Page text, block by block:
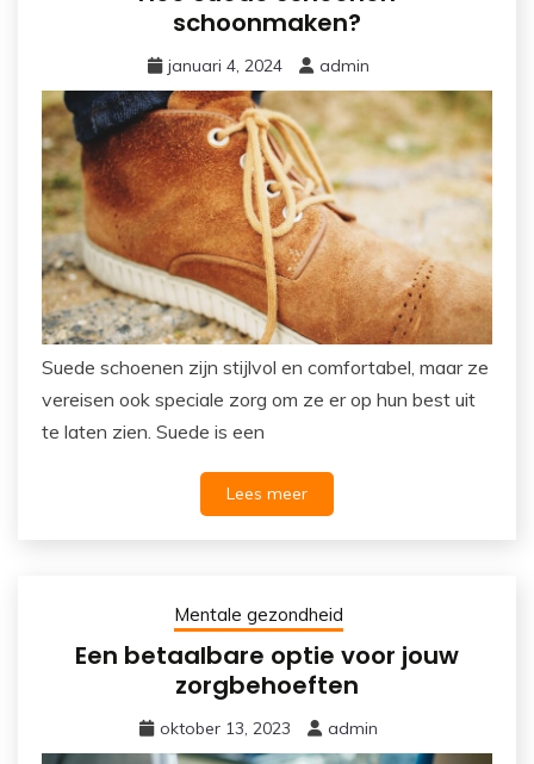
schoonmaken?
januari 4, 2024 admin
Suede schoenen zijn stijlvol en comfortabel, maar ze
vereisen ook speciale zorg om ze er op hun best uit
te laten zien. Suede is een
Lees meer
Mentale gezondheid
Een betaalbare optie voor jouw
zorgbehoeften
oktober 13, 2023 admin